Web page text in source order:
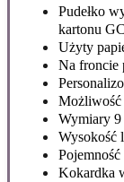
Pudełko
kartonu
Użyty
Na froncie
Wymiary 9
Wysokość
Kokardka